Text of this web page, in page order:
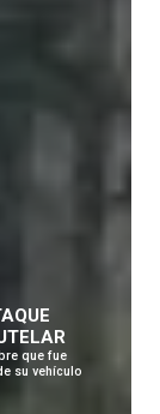
que fue
su vehículo